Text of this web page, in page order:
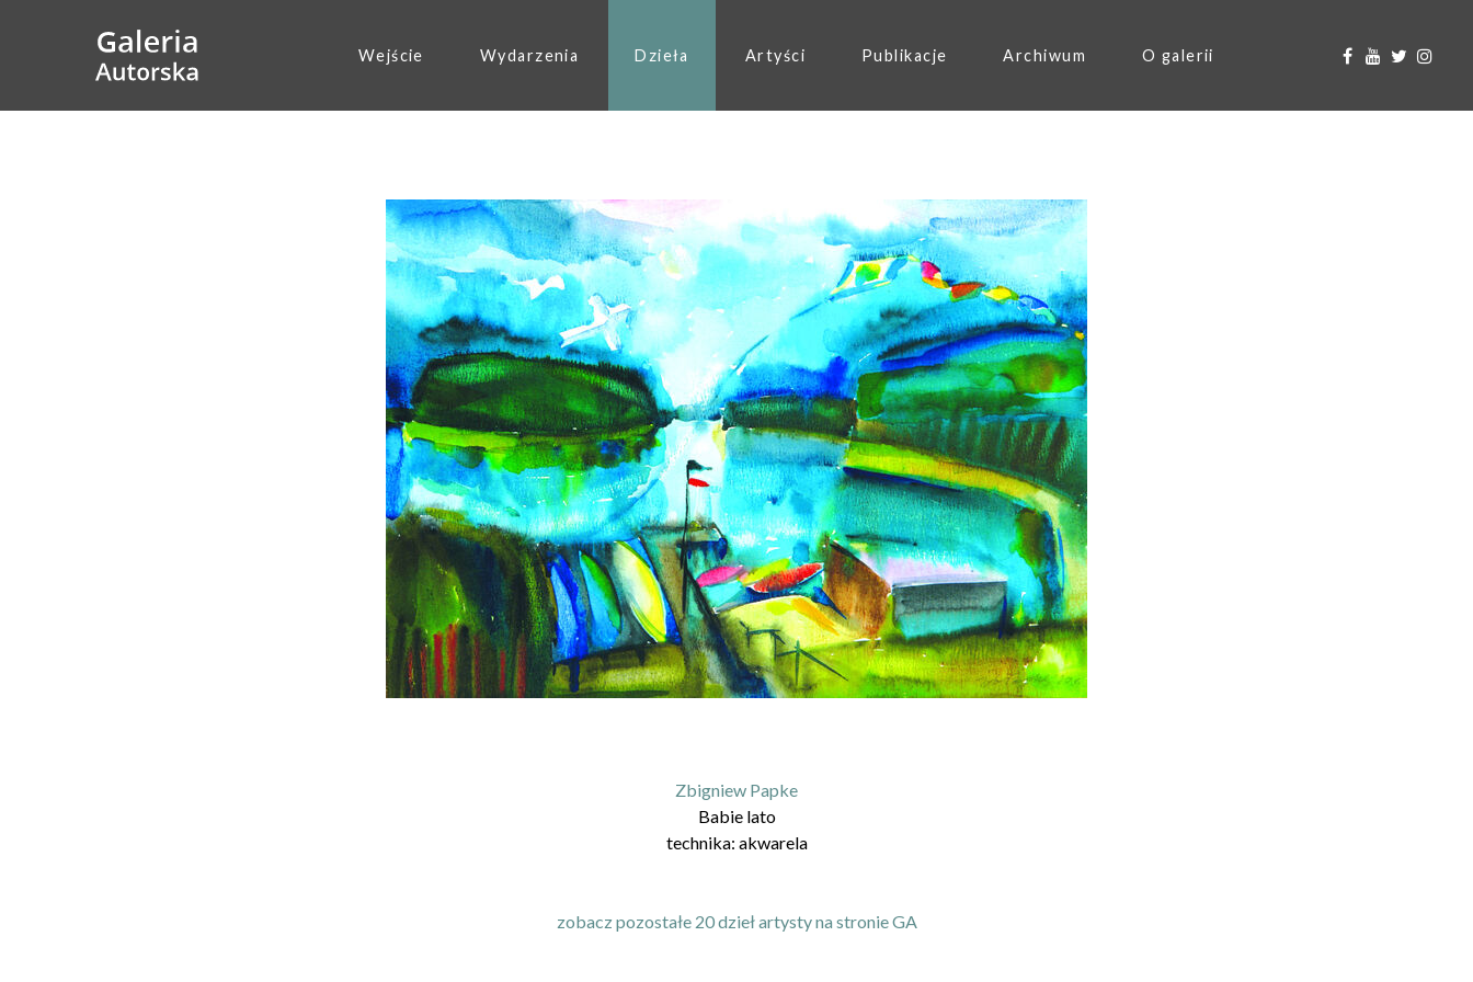
Wejście Wydarzenia Dzieła Artyści Publikacje Archiwum O galerii
Zbigniew Papke
Babie lato
technika: akwarela
zobacz pozostałe 20 dzieł artysty na stronie GA